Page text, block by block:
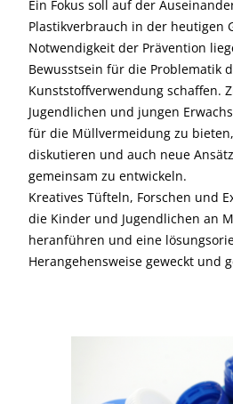
Ein Fokus soll auf der
Plastikverbrauch in der heutigen
Notwendigkeit der Prävention
Bewusstsein für die Problematik
Kunststoffverwendung schaffen.
Jugendlichen und jungen
für die Müllvermeidung zu
diskutieren und auch neue
gemeinsam zu entwickeln.
Kreatives Tüfteln, Forschen und
die Kinder und Jugendlichen an
heranführen und eine
Herangehensweise geweckt und